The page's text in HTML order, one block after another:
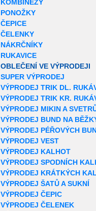
KOMBINÉZY
PONOŽKY
ČEPICE
ČELENKY
NÁKRČNÍKY
RUKAVICE
OBLEČENÍ VE VÝPRODEJI
SUPER VÝPRODEJ
VÝPRODEJ TRIK DL.
VÝPRODEJ TRIK KR.
VÝPRODEJ MIKIN A
VÝPRODEJ BUND NA
VÝPRODEJ PÉŘOVÝCH
VÝPRODEJ VEST
VÝPRODEJ KALHOT
VÝPRODEJ SPODNÍCH
VÝPRODEJ KRÁTKÝCH
VÝPRODEJ ŠATŮ A SUKNÍ
VÝPRODEJ ČEPIC
VÝPRODEJ ČELENEK